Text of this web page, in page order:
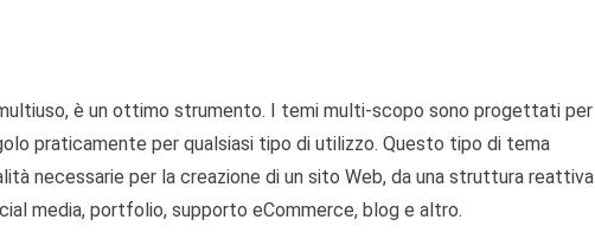
è un ottimo strumento. I temi multi-scopo sono progettati per
praticamente per qualsiasi tipo di utilizzo. Questo tipo di tema
necessarie per la creazione di un sito Web, da una struttura reattiva
media, portfolio, supporto eCommerce, blog e altro.